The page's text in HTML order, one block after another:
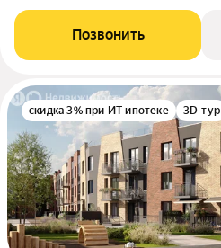
Позвонить
скидка 3% при ИТ-ипотеке 3D-тур